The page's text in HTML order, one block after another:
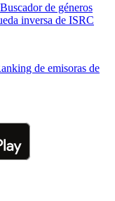
Buscador de géneros
inversa de ISRC
de emisoras de